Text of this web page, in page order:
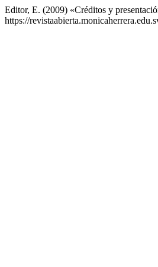
Editor, E. (2009) «Créditos y
https://